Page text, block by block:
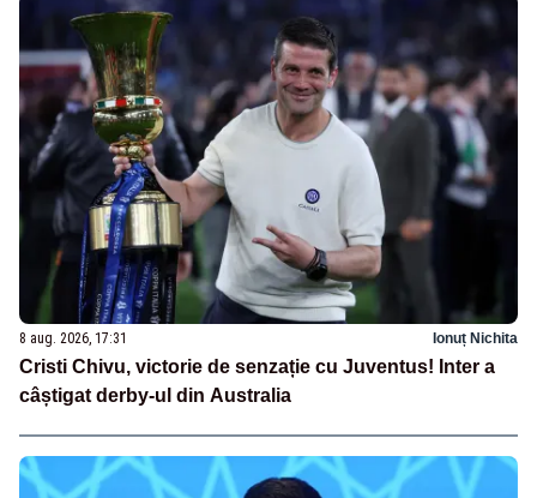
8 aug. 2026, 17:31 Ionuț Nichita
Cristi Chivu, victorie de senzație cu Juventus! Inter a
câștigat derby-ul din Australia